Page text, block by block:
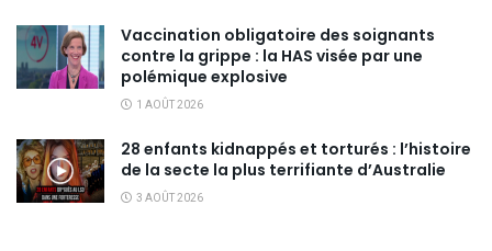
Vaccination obligatoire des soignants
contre la grippe : la HAS visée par une
polémique explosive
1 AOÛT 2026
28 enfants kidnappés et torturés : l’histoire
de la secte la plus terrifiante d’Australie
3 AOÛT 2026